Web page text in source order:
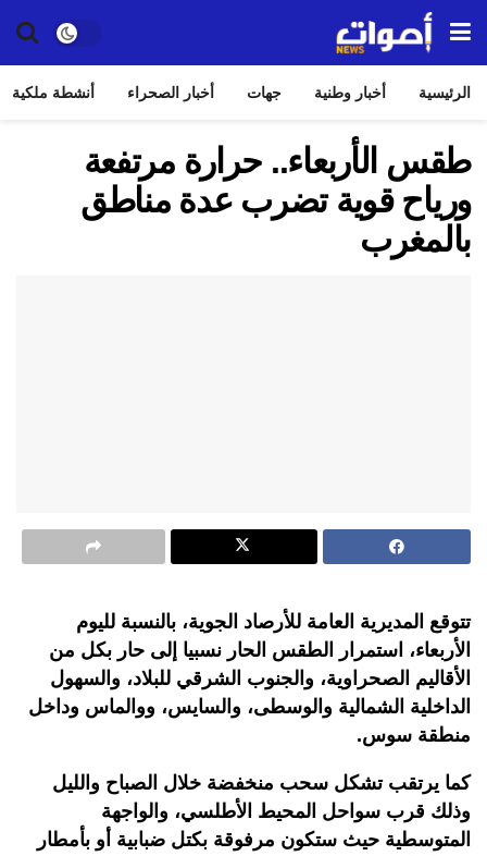
الرئيسية أخبار وطنية جهات أخبار الصحراء أنشطة ملكية
طقس الأربعاء.. حرارة مرتفعة
ورياح قوية تضرب عدة مناطق
بالمغرب
تتوقع المديرية العامة للأرصاد الجوية، بالنسبة لليوم
الأربعاء، استمرار الطقس الحار نسبيا إلى حار بكل من
الأقاليم الصحراوية، والجنوب الشرقي للبلاد، والسهول
الداخلية الشمالية والوسطى، والسايس، ووالماس وداخل
منطقة سوس.
كما يرتقب تشكل سحب منخفضة خلال الصباح والليل
وذلك قرب سواحل المحيط الأطلسي، والواجهة
المتوسطية حيث ستكون مرفوقة بكتل ضبابية أو بأمطار